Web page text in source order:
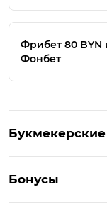
Фрибет 80
Фонбет
Букмекеры на
Бонусы